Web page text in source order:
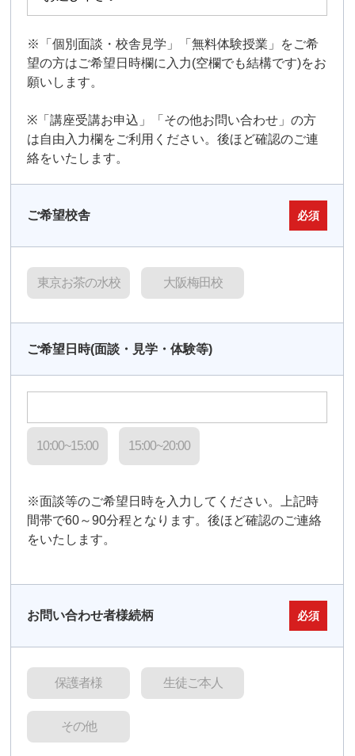
※「個別面談・校舎見学」「無料体験授業」をご希
望の方はご希望日時欄に入力(空欄でも結構です)をお
願いします。
※「講座受講お申込」「その他お問い合わせ」の方
は自由入力欄をご利用ください。後ほど確認のご連
絡をいたします。
ご希望校舎 必須
東京お茶の水校 大阪梅田校
ご希望日時(面談・見学・体験等)
10:00~15:00 15:00~20:00
※面談等のご希望日時を入力してください。上記時
間帯で60～90分程となります。後ほど確認のご連絡
をいたします。
お問い合わせ者様続柄 必須
保護者様 生徒ご本人
その他